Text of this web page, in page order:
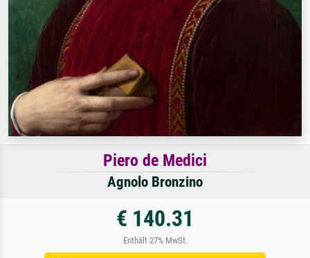
Piero de Medici
Agnolo Bronzino
€ 140.31
Enthält 27% MwSt.